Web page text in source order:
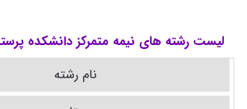
لیست رشته های نیمه متمرکز دانشکده
نام رشته